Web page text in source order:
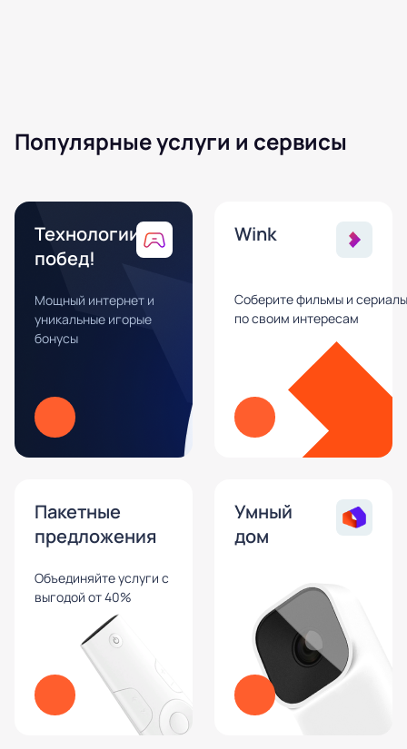
Популярные услуги и сервисы
Технологии
побед!
Мощный интернет и
уникальные игорые
бонусы
Wink
Соберите фильмы и сериалы
по своим интересам
Пакетные
предложения
Объединяйте услуги с
выгодой от 40%
Умный
дом